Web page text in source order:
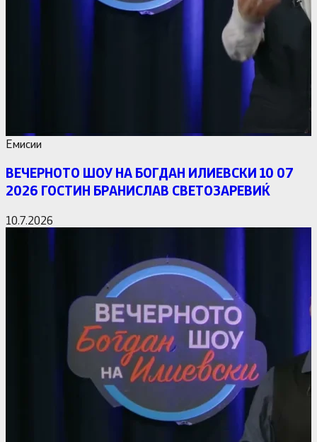
Емисии
ВЕЧЕРНОТО ШОУ НА БОГДАН ИЛИЕВСКИ 10 07
2026 ГОСТИН БРАНИСЛАВ СВЕТОЗАРЕВИЌ
10.7.2026